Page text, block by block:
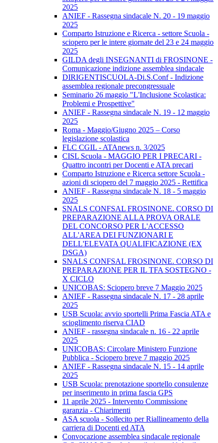
2025
ANIEF - Rassegna sindacale N. 20 - 19 maggio
2025
Comparto Istruzione e Ricerca - settore Scuola -
sciopero per le intere giornate del 23 e 24 maggio
2025
GILDA degli INSEGNANTI di FROSINONE -
Comunicazione indizione assemblea sindacale
DIRIGENTISCUOLA-Di.S.Conf - Indizione
assemblea regionale precongressuale
Seminario 26 maggio "L'Inclusione Scolastica:
Problemi e Prospettive"
ANIEF - Rassegna sindacale N. 19 - 12 maggio
2025
Roma - Maggio/Giugno 2025 – Corso
legislazione scolastica
FLC CGIL - ATAnews n. 3/2025
CISL Scuola - MAGGIO PER I PRECARI -
Quattro incontri per Docenti e ATA precari
Comparto Istruzione e Ricerca settore Scuola -
azioni di sciopero del 7 maggio 2025 - Rettifica
ANIEF - Rassegna sindacale N. 18 - 5 maggio
2025
SNALS CONFSAL FROSINONE. CORSO DI
PREPARAZIONE ALLA PROVA ORALE
DEL CONCORSO PER L'ACCESSO
ALL'AREA DEI FUNZIONARI E
DELL'ELEVATA QUALIFICAZIONE (EX
DSGA)
SNALS CONFSAL FROSINONE. CORSO DI
PREPARAZIONE PER IL TFA SOSTEGNO -
X CICLO
UNICOBAS: Sciopero breve 7 Maggio 2025
ANIEF - Rassegna sindacale N. 17 - 28 aprile
2025
USB Scuola: avvio sportelli Prima Fascia ATA e
scioglimento riserva CIAD
ANIEF - rassegna sindacale n. 16 - 22 aprile
2025
UNICOBAS: Circolare Ministero Funzione
Pubblica - Sciopero breve 7 maggio 2025
ANIEF - Rassegna sindacale N. 15 - 14 aprile
2025
USB Scuola: prenotazione sportello consulenze
per inserimento in prima fascia GPS
11 aprile 2025 - Intervento Commissione
garanzia - Chiarimenti
ASA scuola - Sollecito per Riallineamento della
carriera di Docenti ed ATA
Convocazione assemblea sindacale regionale